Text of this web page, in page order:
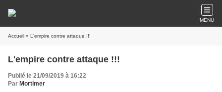
MENU
Accueil » L'empire contre attaque !!!
L'empire contre attaque !!!
Publié le 21/09/2019 à 16:22
Par Mortimer